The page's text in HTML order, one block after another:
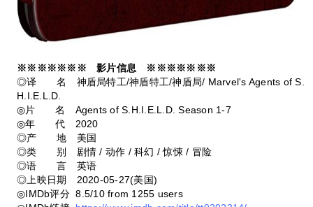
※※※※※※※ 影片信息 ※※※※※※※
◎译 名 神盾局特工/神盾特工/神盾局/ Marvel's Agents of S.
H.I.E.L.D.
◎片 名 Agents of S.H.I.E.L.D. Season 1-7
◎年 代 2020
◎产 地 美国
◎类 别 剧情 / 动作 / 科幻 / 惊悚 / 冒险
◎语 言 英语
◎上映日期 2020-05-27(美国)
◎IMDb评分 8.5/10 from 1255 users